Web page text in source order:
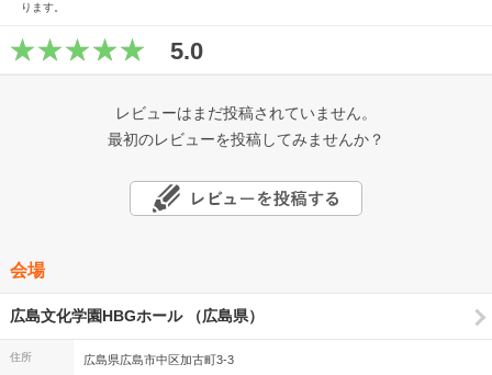
ります。
5.0
レビューはまだ投稿されていません。
最初のレビューを投稿してみませんか？
会場
広島文化学園HBGホール （広島県）
住所 広島県広島市中区加古町3-3